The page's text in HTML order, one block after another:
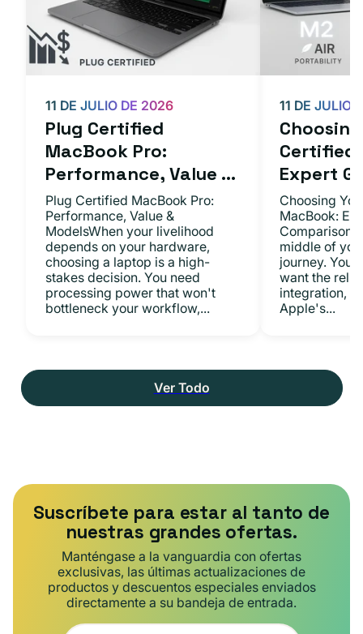
Plug Certified
MacBook Pro:
Performance, Value ...
11 DE JULIO DE 2026
Plug Certified MacBook Pro:
Performance, Value &
ModelsWhen your livelihood
depends on your hardware,
choosing a laptop is a high-
stakes decision. You need
processing power that won't
bottleneck your workflow,...
Certified
Expert
11 DE JULIO
Choosing
MacBook:
middle of
journey. You
want the
integration,
Apple's...
Ver Todo
Suscríbete para estar al tanto de
nuestras grandes ofertas.
Manténgase a la vanguardia con ofertas
exclusivas, las últimas actualizaciones de
productos y descuentos especiales enviados
directamente a su bandeja de entrada.